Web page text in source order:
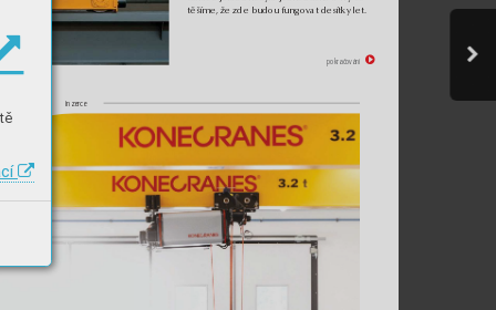
těšíme, že zde budou fungovat desítky let.
pokračování a
inzerce